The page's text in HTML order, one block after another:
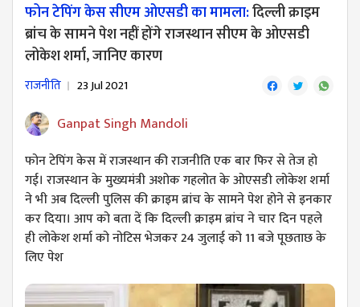
फोन टेपिंग केस सीएम ओएसडी का मामला:दिल्ली क्राइम
ब्रांच के सामने पेश नहीं होंगे राजस्थान सीएम के ओएसडी
लोकेश शर्मा, जानिए कारण
राजनीति 23 Jul 2021
Ganpat Singh Mandoli
फोन टेपिंग केस में राजस्थान की राजनीति एक बार फिर से तेज हो
गई। राजस्थान के मुख्यमंत्री अशोक गहलोत के ओएसडी लोकेश शर्मा
ने भी अब दिल्ली पुलिस की क्राइम ब्रांच के सामने पेश होने से इनकार
कर दिया। आप को बता दें कि दिल्ली क्राइम ब्रांच ने चार दिन पहले
ही लोकेश शर्मा को नोटिस भेजकर 24 जुलाई को 11 बजे पूछताछ के
लिए पेश